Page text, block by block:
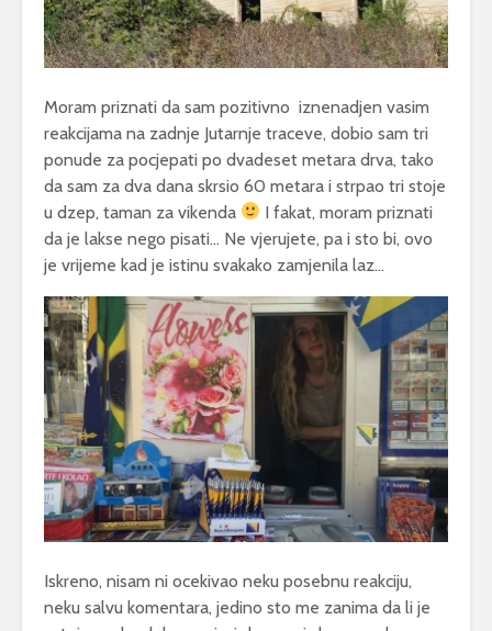
Moram priznati da sam pozitivno iznenadjen vasim
reakcijama na zadnje Jutarnje traceve, dobio sam tri
ponude za pocjepati po dvadeset metara drva, tako
da sam za dva dana skrsio 60 metara i strpao tri stoje
u dzep, taman za vikenda
I fakat, moram priznati
da je lakse nego pisati… Ne vjerujete, pa i sto bi, ovo
je vrijeme kad je istinu svakako zamjenila laz…
Iskreno, nisam ni ocekivao neku posebnu reakciju,
neku salvu komentara, jedino sto me zanima da li je